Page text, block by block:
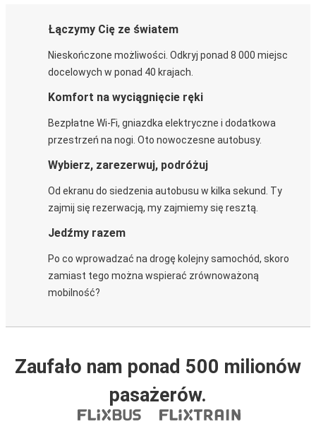
Łączymy Cię ze światem
Nieskończone możliwości. Odkryj ponad 8 000 miejsc
docelowych w ponad 40 krajach.
Komfort na wyciągnięcie ręki
Bezpłatne Wi-Fi, gniazdka elektryczne i dodatkowa
przestrzeń na nogi. Oto nowoczesne autobusy.
Wybierz, zarezerwuj, podróżuj
Od ekranu do siedzenia autobusu w kilka sekund. Ty
zajmij się rezerwacją, my zajmiemy się resztą.
Jedźmy razem
Po co wprowadzać na drogę kolejny samochód, skoro
zamiast tego można wspierać zrównoważoną
mobilność?
Zaufało nam ponad 500 milionów
pasażerów.